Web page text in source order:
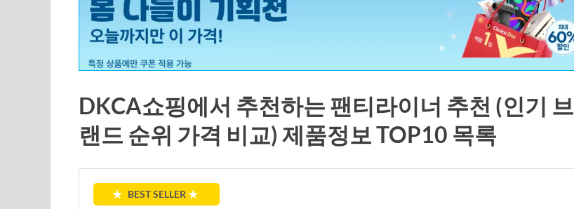
DKCA쇼핑에서 추천하는 팬티라이너 추천 (인기 브
랜드 순위 가격 비교) 제품정보 TOP10 목록
★ BEST SELLER★